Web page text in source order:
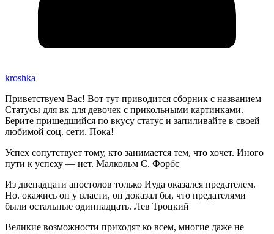
kroshka
Приветствуем Вас! Вот тут приводится сборник с названием
Статусы для вк для девочек с прикольными картинками.
Берите пришедшийся по вкусу статус и запиливайте в своей
любимой соц. сети. Пока!
Успех сопутствует тому, кто занимается тем, что хочет. Иного
пути к успеху — нет. Малкольм С. Форбс
Из двенадцати апостолов только Иуда оказался предателем.
Но. окажись он у власти, он доказал бы, что предателями
были остальные одиннадцать. Лев Троцкий
Великие возможности приходят ко всем, многие даже не